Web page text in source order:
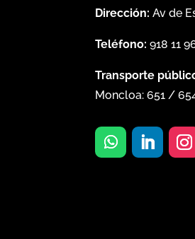
Dirección: Av de
Teléfono: 918 11
Transporte
Moncloa:651 /